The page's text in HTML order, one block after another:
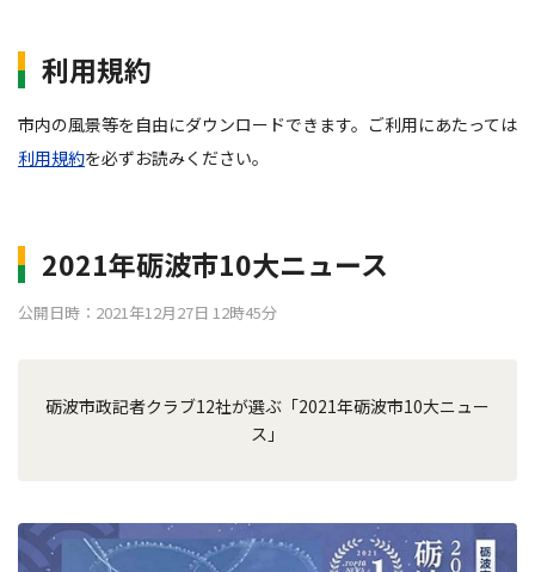
利用規約
市内の風景等を自由にダウンロードできます。ご利用にあたっては
利用規約を必ずお読みください。
2021年砺波市10大ニュース
公開日時：2021年12月27日 12時45分
砺波市政記者クラブ12社が選ぶ「2021年砺波市10大ニュー
ス」